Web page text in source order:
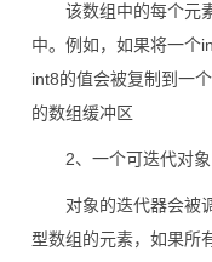
该数组中的每个元素
中。例如，如果将一个
int8的值会被复制到一
的数组缓冲区
2、一个可迭代对象
对象的迭代器会被调
型数组的元素，如果所